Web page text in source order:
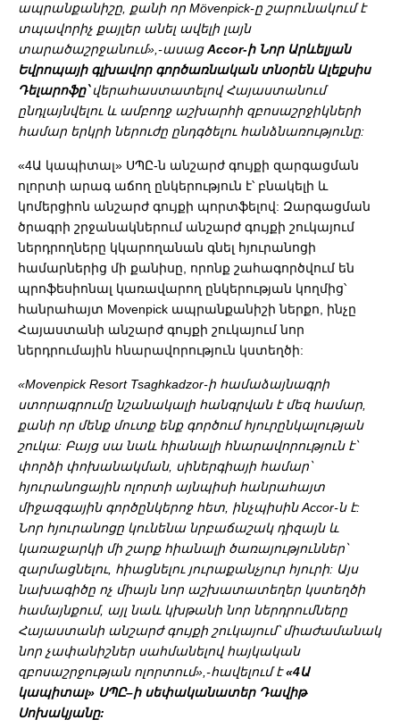
ապրանքանիշը, քանի որ Mövenpick-ը շարունակում է
տպավորիչ քայլեր անել ավելի լայն
տարածաշրջանում»,-ասացAccor-ի Նոր Արևելյան
Եվրոպայի գլխավոր գործառնական տնօրեն Ալեքսիս
Դելարոֆը՝վերահաստատելով Հայաստանում
ընդլայնվելու և ամբողջ աշխարհի զբոսաշրջիկների
համար երկրի ներուժը ընդգծելու հանձնառությունը:
«4Ա կապիտալ» ՍՊԸ-ն անշարժ գույքի զարգացման
ոլորտի արագ աճող ընկերություն է՝ բնակելի և
կոմերցիոն անշարժ գույքի պորտֆելով: Զարգացման
ծրագրի շրջանակներում անշարժ գույքի շուկայում
ներդրողները կկարողանան գնել հյուրանոցի
համարներից մի քանիսը, որոնք շահագործվում են
պրոֆեսիոնալ կառավարող ընկերության կողմից՝
հանրահայտ Movenpick ապրանքանիշի ներքո, ինչը
Հայաստանի անշարժ գույքի շուկայում նոր
ներդրումային հնարավորություն կստեղծի:
«Movenpick Resort Tsaghkadzor-ի համաձայնագրի
ստորագրումը նշանակալի հանգրվան է մեզ համար,
քանի որ մենք մուտք ենք գործում հյուրընկալության
շուկա: Բայց սա նաև հիանալի հնարավորություն է՝
փորձի փոխանակման, սիներգիայի համար՝
հյուրանոցային ոլորտի այնպիսի հանրահայտ
միջազգային գործընկերոջ հետ, ինչպիսին Accor-ն է:
Նոր հյուրանոցը կունենա նրբաճաշակ դիզայն և
կառաջարկի մի շարք հիանալի ծառայություններ՝
զարմացնելու, հիացնելու յուրաքանչյուր հյուրի: Այս
նախագիծը ոչ միայն նոր աշխատատեղեր կստեղծի
համայնքում, այլ նաև կխթանի նոր ներդրումները
Հայաստանի անշարժ գույքի շուկայում՝ միաժամանակ
նոր չափանիշներ սահմանելով հայկական
զբոսաշրջության ոլորտում»,-հավելում է«4Ա
կապիտալ» ՍՊԸ–ի սեփականատեր Դավիթ
Սոխակյանը: